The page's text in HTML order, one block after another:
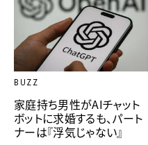
BUZZ
家庭持ち男性がAIチャット
ボットに求婚するも、パート
ナーは『浮気じゃない』